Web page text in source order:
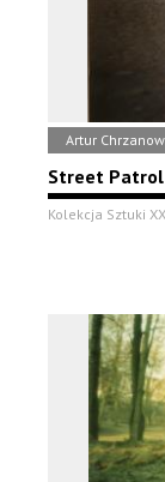
Artur
Street Patrol
Kolekcja Sztuki